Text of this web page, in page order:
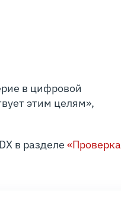
в цифровой
этим целям»,
в разделе «Проверка